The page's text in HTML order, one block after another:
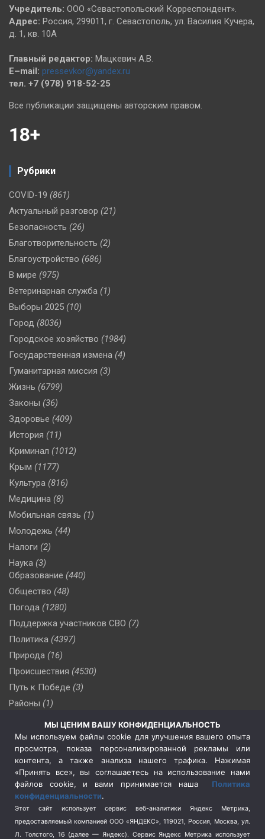
Учредитель: ООО «Севастопольский Корреспондент».
Адрес: Россия, 299011, г. Севастополь, ул. Василия Кучера,
д. 1, кв. 10А
Главный редактор: Мацкевич А.В.
E–mail: pressevkor@yandex.ru
тел. +7 (978) 918-52-25
Все публикации защищены авторским правом.
18+
Рубрики
COVID-19 (861)
Актуальный разговор (21)
Безопасность (26)
Благотворительность (2)
Благоустройство (686)
В мире (975)
Ветеринарная служба (1)
Выборы 2025 (10)
Город (8036)
Городское хозяйство (1984)
Государственная измена (4)
Гуманитарная миссия (3)
Жизнь (6799)
Законы (36)
Здоровье (409)
История (11)
Криминал (1012)
Крым (1177)
Культура (816)
Медицина (8)
Мобильная связь (1)
Молодежь (44)
Налоги (2)
Наука (3)
Образование (440)
Общество (48)
Погода (1280)
Поддержка участников СВО (7)
Политика (4397)
Природа (16)
Происшествия (4530)
Путь к Победе (3)
Районы (1)
(510)
Сельское хозяйство (3)
Социальная политика
(3)
Спецоперация в Украине
Спецоперация на Украине
(404)
Спорт (740)
Терроризм (1)
МЫ ЦЕНИМ ВАШУ КОНФИДЕНЦИАЛЬНОСТЬ
Мы используем файлы cookie для улучшения вашего опыта
просмотра, показа персонализированной рекламы или
контента, а также анализа нашего трафика. Нажимая
«Принять все», вы соглашаетесь на использование нами
файлов cookie, и вами принимается наша Политика
конфиденциальности.
Этот сайт использует сервис веб-аналитики Яндекс Метрика,
предоставляемый компанией ООО «ЯНДЕКС», 119021, Россия, Москва, ул.
Л. Толстого, 16 (далее — Яндекс). Сервис Яндекс Метрика использует